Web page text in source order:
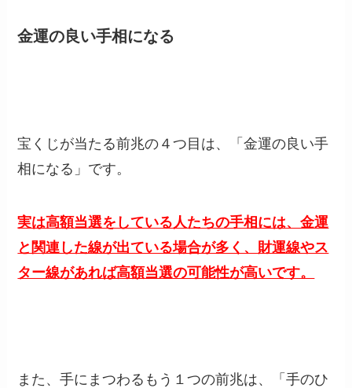
金運の良い手相になる
宝くじが当たる前兆の４つ目は、「金運の良い手
相になる」です。
実は高額当選をしている人たちの手相には、金運
と関連した線が出ている場合が多く、財運線やス
ター線があれば高額当選の可能性が高いです。
また、手にまつわるもう１つの前兆は、「手のひ